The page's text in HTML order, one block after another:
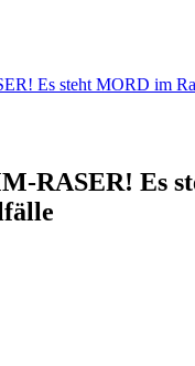
Es steht MORD im
RASER! Es